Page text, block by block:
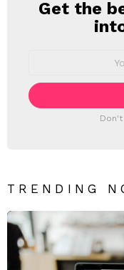
Get the
TRENDING